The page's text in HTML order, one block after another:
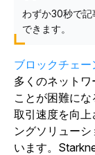
わずか30秒で
できます。
ブロックチェー
多くのネット
ことが困難にな
取引速度を向上
ングソリュー
います。